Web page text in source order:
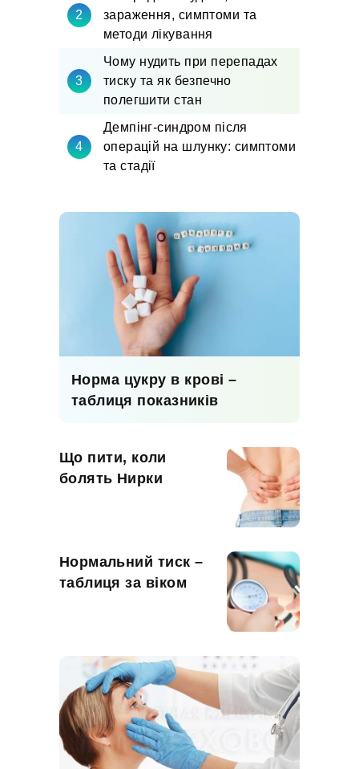
зараження, симптоми та
методи лікування
Чому нудить при перепадах
тиску та як безпечно
полегшити стан
Демпінг-синдром після
операцій на шлунку: симптоми
та стадії
Норма цукру в крові –
таблиця показників
Що пити, коли
болять Нирки
Нормальний тиск –
таблиця за віком